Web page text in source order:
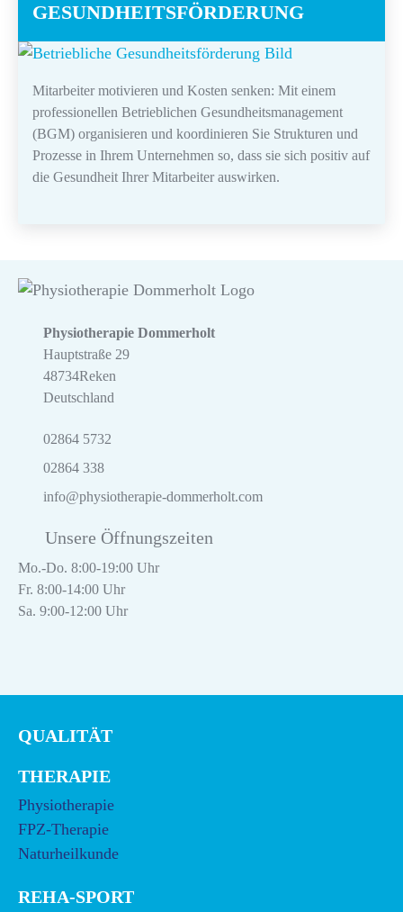
GESUNDHEITSFÖRDERUNG
Mitarbeiter motivieren und Kosten senken: Mit einem
professionellen Betrieblichen Gesundheitsmanagement
(BGM) organisieren und koordinieren Sie Strukturen und
Prozesse in Ihrem Unternehmen so, dass sie sich positiv auf
die Gesundheit Ihrer Mitarbeiter auswirken.
Physiotherapie Dommerholt
Hauptstraße 29
48734Reken
Deutschland
02864 5732
02864 338
info@physiotherapie-dommerholt.com
Unsere Öffnungszeiten
Mo.-Do. 8:00-19:00 Uhr
Fr. 8:00-14:00 Uhr
Sa. 9:00-12:00 Uhr
QUALITÄT
THERAPIE
Physiotherapie
FPZ-Therapie
Naturheilkunde
REHA-SPORT